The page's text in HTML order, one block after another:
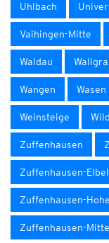
Uhlbach
Vaihingen-Mitte
Waldau
Wangen Wasen
Weinsteige
Zuffenhausen
Zuffenhausen-
Zuffenhausen-
Zuffenhausen-Mitte